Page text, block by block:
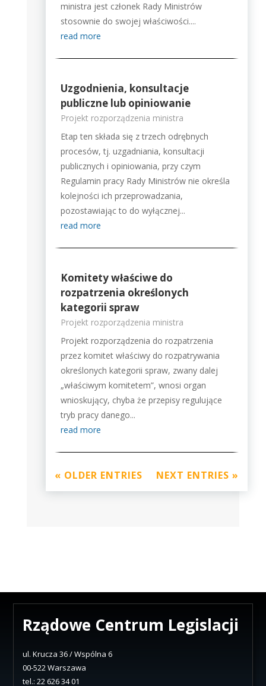
ministra jest członek Rady Ministrów
stosownie do swojej właściwości....
read more
Uzgodnienia, konsultacje
publiczne lub opiniowanie
Projekt rozporządzenia ministra
Etap ten składa się z trzech odrębnych
procesów, tj. uzgadniania, konsultacji
publicznych i opiniowania, przy czym
Regulamin pracy Rady Ministrów nie określa
kolejności ich przeprowadzania,
pozostawiając to do wyłącznej...
read more
Komitety właściwe do
rozpatrzenia określonych
kategorii spraw
Projekt rozporządzenia ministra
Projekt rozporządzenia do rozpatrzenia
przez komitet właściwy do rozpatrywania
określonych kategorii spraw, zwany dalej
„właściwym komitetem”, wnosi organ
wnioskujący, chyba że przepisy regulujące
tryb pracy danego...
read more
« OLDER ENTRIES NEXT ENTRIES »
Rządowe Centrum Legislacji
ul. Krucza 36 / Wspólna 6
00-522 Warszawa
tel.: 22 626 34 01